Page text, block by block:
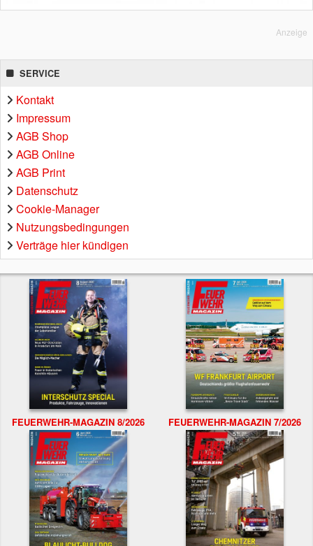
Anzeige
SERVICE
Kontakt
Impressum
AGB Shop
AGB Online
AGB Print
Datenschutz
Cookie-Manager
Nutzungsbedingungen
Verträge hier kündigen
FEUERWEHR-MAGAZIN 8/2026 FEUERWEHR-MAGAZIN 7/2026